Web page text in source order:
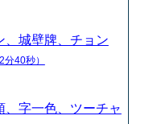
、城壁牌、チョン
分40秒）
、字一色、ツーチャ